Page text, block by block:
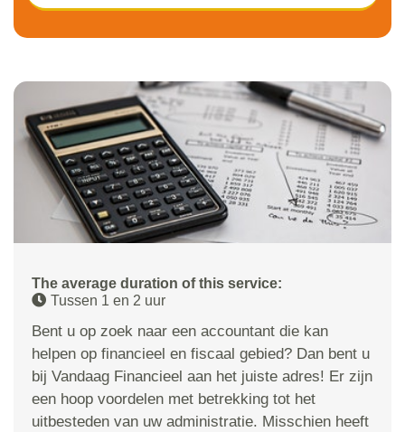
The average duration of this service:
Tussen 1 en 2 uur
Bent u op zoek naar een accountant die kan
helpen op financieel en fiscaal gebied? Dan bent u
bij Vandaag Financieel aan het juiste adres! Er zijn
een hoop voordelen met betrekking tot het
uitbesteden van uw administratie. Misschien heeft